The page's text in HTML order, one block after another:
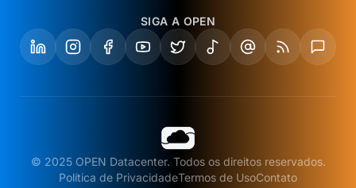
SIGA A OPEN
© 2025 OPEN Datacenter. Todos os direitos reservados.
Política de PrivacidadeTermos de UsoContato